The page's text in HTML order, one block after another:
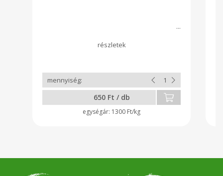
650 Ft / db
1300 Ft/kg